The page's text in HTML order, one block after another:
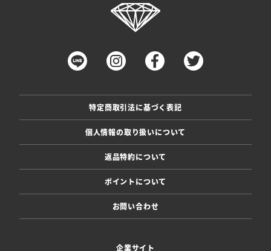
特定商取引法に基づく表記
個人情報の取り扱いについて
返品特約について
ポイントについて
お問い合わせ
企業サイト